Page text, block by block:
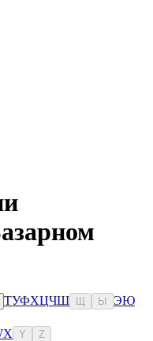
ТУФХЦЧШ Ы ЭЮ
X Y Z